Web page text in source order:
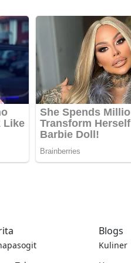
Blogs
Kuliner